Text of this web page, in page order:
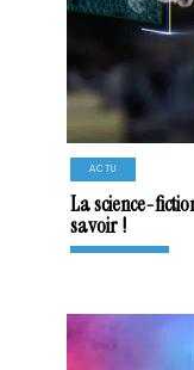
ACTU
La science-
savoir !